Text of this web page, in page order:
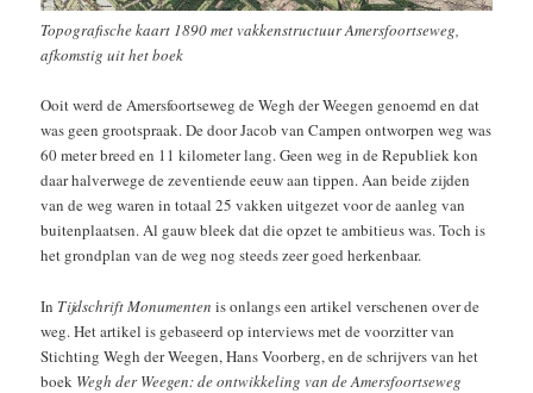
Topografische kaart 1890 met vakkenstructuur Amersfoortseweg,
afkomstig uit het boek
Ooit werd de Amersfoortseweg de Wegh der Weegen genoemd en dat
was geen grootspraak. De door Jacob van Campen ontworpen weg was
60 meter breed en 11 kilometer lang. Geen weg in de Republiek kon
daar halverwege de zeventiende eeuw aan tippen. Aan beide zijden
van de weg waren in totaal 25 vakken uitgezet voor de aanleg van
buitenplaatsen. Al gauw bleek dat die opzet te ambitieus was. Toch is
het grondplan van de weg nog steeds zeer goed herkenbaar.
In Tijdschrift Monumenten is onlangs een artikel verschenen over de
weg. Het artikel is gebaseerd op interviews met de voorzitter van
Stichting Wegh der Weegen, Hans Voorberg, en de schrijvers van het
boek Wegh der Weegen: de ontwikkeling van de Amersfoortseweg